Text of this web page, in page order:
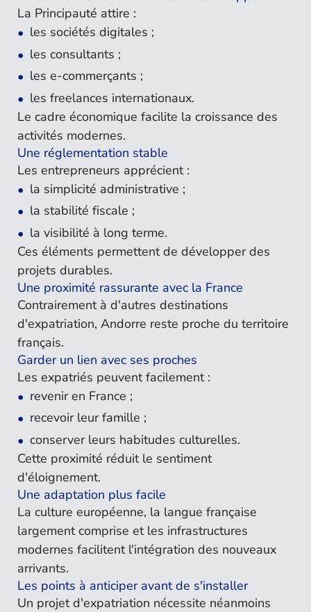
La Principauté attire :
les sociétés digitales ;
les consultants ;
les e-commerçants ;
les freelances internationaux.
Le cadre économique facilite la croissance des
activités modernes.
Une réglementation stable
Les entrepreneurs apprécient :
la simplicité administrative ;
la stabilité fiscale ;
la visibilité à long terme.
Ces éléments permettent de développer des
projets durables.
Une proximité rassurante avec la France
Contrairement à d'autres destinations
d'expatriation, Andorre reste proche du territoire
français.
Garder un lien avec ses proches
Les expatriés peuvent facilement :
revenir en France ;
recevoir leur famille ;
conserver leurs habitudes culturelles.
Cette proximité réduit le sentiment
d'éloignement.
Une adaptation plus facile
La culture européenne, la langue française
largement comprise et les infrastructures
modernes facilitent l'intégration des nouveaux
arrivants.
Les points à anticiper avant de s'installer
Un projet d'expatriation nécessite néanmoins